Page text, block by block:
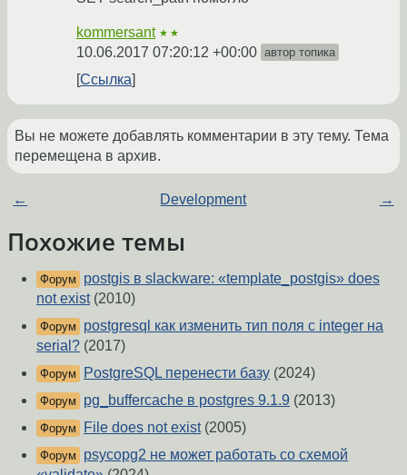
kommersant ★★
10.06.2017 07:20:12 +00:00 автор топика
Ссылка
Вы не можете добавлять комментарии в эту тему. Тема
перемещена в архив.
← Development →
Похожие темы
Форум
postgis в slackware: «template_postgis» does
not exist(2010)
Форум
postgresql как изменить тип поля с integer на
serial? (2017)
Форум PostgreSQL перенести базу (2024)
Форум pg_buffercache в postgres 9.1.9 (2013)
Форум File does not exist(2005)
Форум
psycopg2 не может работать со схемой